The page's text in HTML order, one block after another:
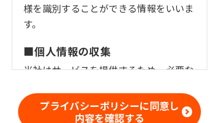
様を識別することができる情報をいいま
す。
■個人情報の収集
当社はサービスを提供するため、必要な
客様の個人情報を収集いたします。
プライバシーポリシーに同意し
内容を確認する